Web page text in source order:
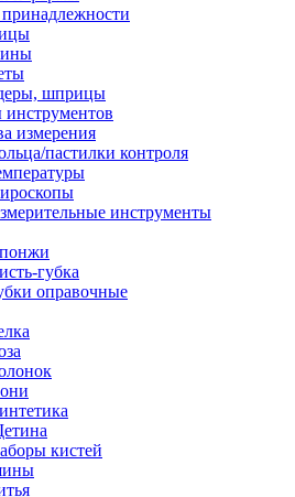
шприцы
измерения
пастилки контроля
инструменты
губка
оправочные
кистей